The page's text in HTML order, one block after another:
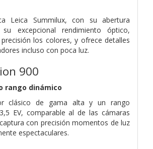
Leica Summilux, con su abertura
excepcional rendimiento óptico,
los colores, y ofrece detalles
incluso con poca luz.
900
rango dinámico
clásico de gama alta y un rango
EV, comparable al de las cámaras
con precisión momentos de luz
espectaculares.